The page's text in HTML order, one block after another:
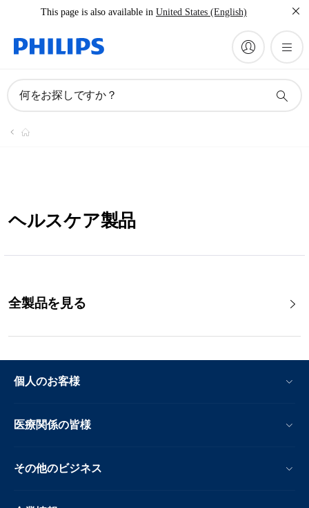
This page is also available in United States (English)
何をお探しですか？
ヘルスケア製品
全製品を見る
個人のお客様
医療関係の皆様
その他のビジネス